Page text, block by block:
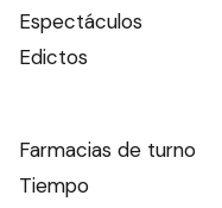
Espectáculos
Edictos
Farmacias de turno
Tiempo